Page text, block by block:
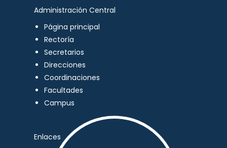
Administración Central
Página principal
Rectoría
Secretarios
Direcciones
Coordinaciones
Facultades
Campus
Enlaces